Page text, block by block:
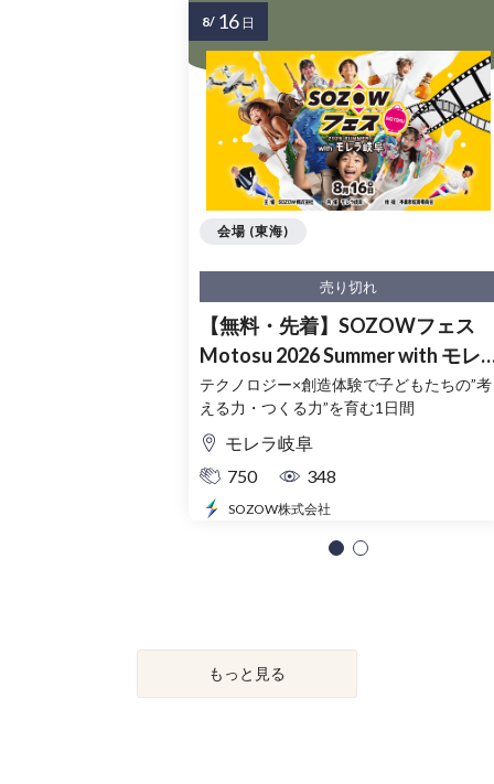
売り切れ
【無料・先着】SOZOWフェス
Motosu 2026 Summer with モレ
ラ岐阜
テクノロジー×創造体験で子どもたちの”考
える力・つくる力”を育む1日間
モレラ岐阜
750
348
SOZOW株式会社
会場 (東海)
8/ 16 日
もっと見る